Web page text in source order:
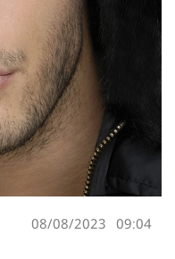
09:04
08/08/2023